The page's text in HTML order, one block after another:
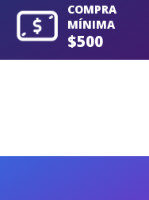
COMPRA
MÍNIMA
$500